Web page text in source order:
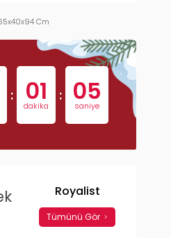
Cm
: 01
dakika
: 05
saniye
Royalist
Tümünü Gör